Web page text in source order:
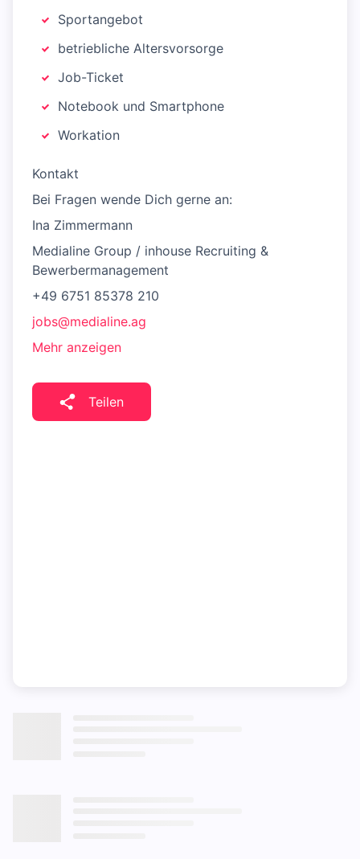
Sportangebot
betriebliche Altersvorsorge
Job-Ticket
Notebook und Smartphone
Workation
Kontakt
Bei Fragen wende Dich gerne an:
Ina Zimmermann
Medialine Group / inhouse Recruiting &
Bewerbermanagement
+49 6751 85378 210
jobs@medialine.ag
Mehr anzeigen
Teilen